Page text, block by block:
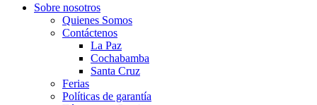
Sobre nosotros
Quienes Somos
Contáctenos
La Paz
Cochabamba
Santa Cruz
Ferias
Políticas de garantía